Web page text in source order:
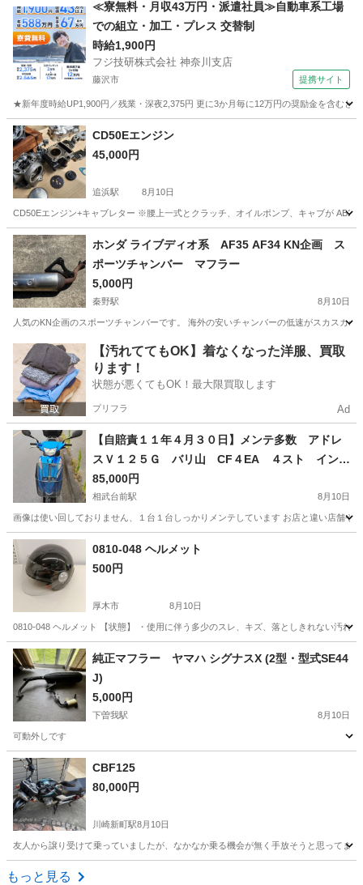
≪寮無料・月収43万円・派遣社員≫自動車系工場
での組立・加工・プレス 交替制
時給1,900円
フジ技研株式会社 神奈川支店
藤沢市 提携サイト
★新年度時給UP1,900円／残業・深夜2,375円 更に3か月毎に12万円の奨励金を含む
神奈川 藤沢市 CD50Eエンジン
45,000円
追浜駅 8月10日
CD50Eエンジン+キャブレター ※腰上一式とクラッチ、オイルポンプ、キャブが
神奈川 横浜市 追浜駅 ホンダ
ホンダ ライブディオ系 AF35 AF34 KN企画 ス
ポーツチャンバー マフラー
5,000円
秦野駅 8月10日
人気のKN企画のスポーツチャンバーです。 海外の安いチャンバーの低速がスカスカ
神奈川 秦野市 秦野駅 ホンダ
【汚れててもOK】着なくなった洋服、買取
ります！
状態が悪くてもOK！最大限買取します
プリフラ Ad
【自賠責１１年４月３０日】メンテ多数 アドレ
スＶ１２５Ｇ バリ山 CF４EA ４スト インジ
ェクション 格安配達 下取り大歓迎
85,000円
相武台前駅 8月10日
画像は使い回しておりません、１台１台しっかりメンテしています お店と違い店舗
神奈川 相模原市 スズキ
0810-048 ヘルメット
500円
厚木市 8月10日
0810-048 ヘルメット 【状態】 ・使用に伴う多少のスレ、キズ、落としきれない汚
神奈川 厚木市 その他 ヘルメット
純正マフラー ヤマハ シグナスX (2型・型式SE44
J)
5,000円
下曽我駅 8月10日
可動外しです
神奈川 小田原市CBF125
80,000円
川崎新町駅8月10日
友人から譲り受けて乗っていましたが、なかなか乗る機会が無く手放そうと思ってま
神奈川 川崎市
もっと見る